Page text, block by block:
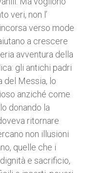
veri, non l’
verso mode
a crescere
avventura della
gli antichi padri
del Messia, lo
anziché come
donando la
ritornare
non illusioni
quelle che i
e sacrificio,